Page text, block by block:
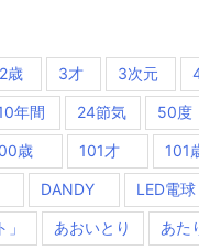
2歳 3才 3次元
年間 24節気 50度
歳 101才 101
DANDY LED電球
あおいとり あた